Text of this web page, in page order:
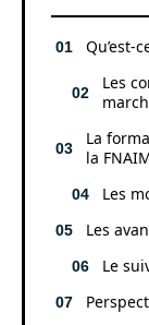
Qu’est-
Les
La
la
Les
Les
Le